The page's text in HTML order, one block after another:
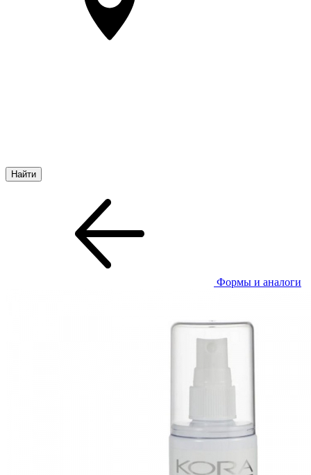
Формы и аналоги